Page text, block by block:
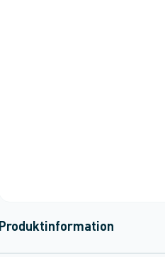
Produktinformation